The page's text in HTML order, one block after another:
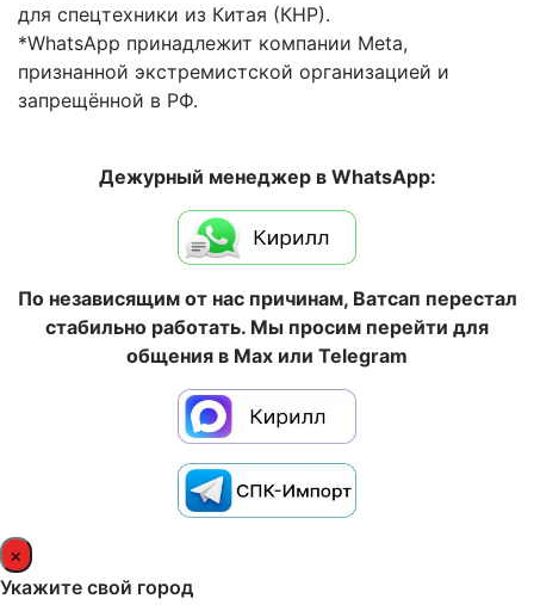
для спецтехники из Китая (КНР).
*WhatsApp принадлежит компании Meta,
признанной экстремистской организацией и
запрещённой в РФ.
Дежурный менеджер в WhatsApp:
По независящим от нас причинам, Ватсап перестал
стабильно работать. Мы просим перейти для
общения в Max или Telegram
×
Укажите свой город